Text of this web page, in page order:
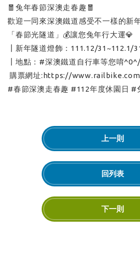
🧧兔年春節深澳走春趣🧧
歡迎一同來深澳鐵道感受不一樣的新
「春節光隧道」💰讓您兔年行大運💎
┃新年隧道燈飾：111.12/31~112.1/
┃地點：#深澳鐵道自行車等您唷^0^/
購票網址:https://
#春節深澳走春趣 #112年度休園日 #
上一則
回列表
下一則